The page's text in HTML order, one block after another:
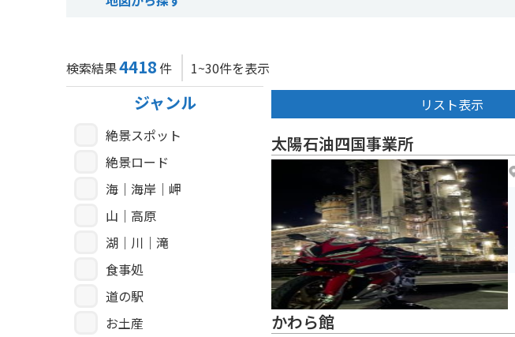
検索結果4418件 1~30件を表示
ジャンル
絶景スポット
絶景ロード
海｜海岸｜岬
山｜高原
湖｜川｜滝
食事処
道の駅
お土産
リスト表示
太陽石油四国事業所
かわら館